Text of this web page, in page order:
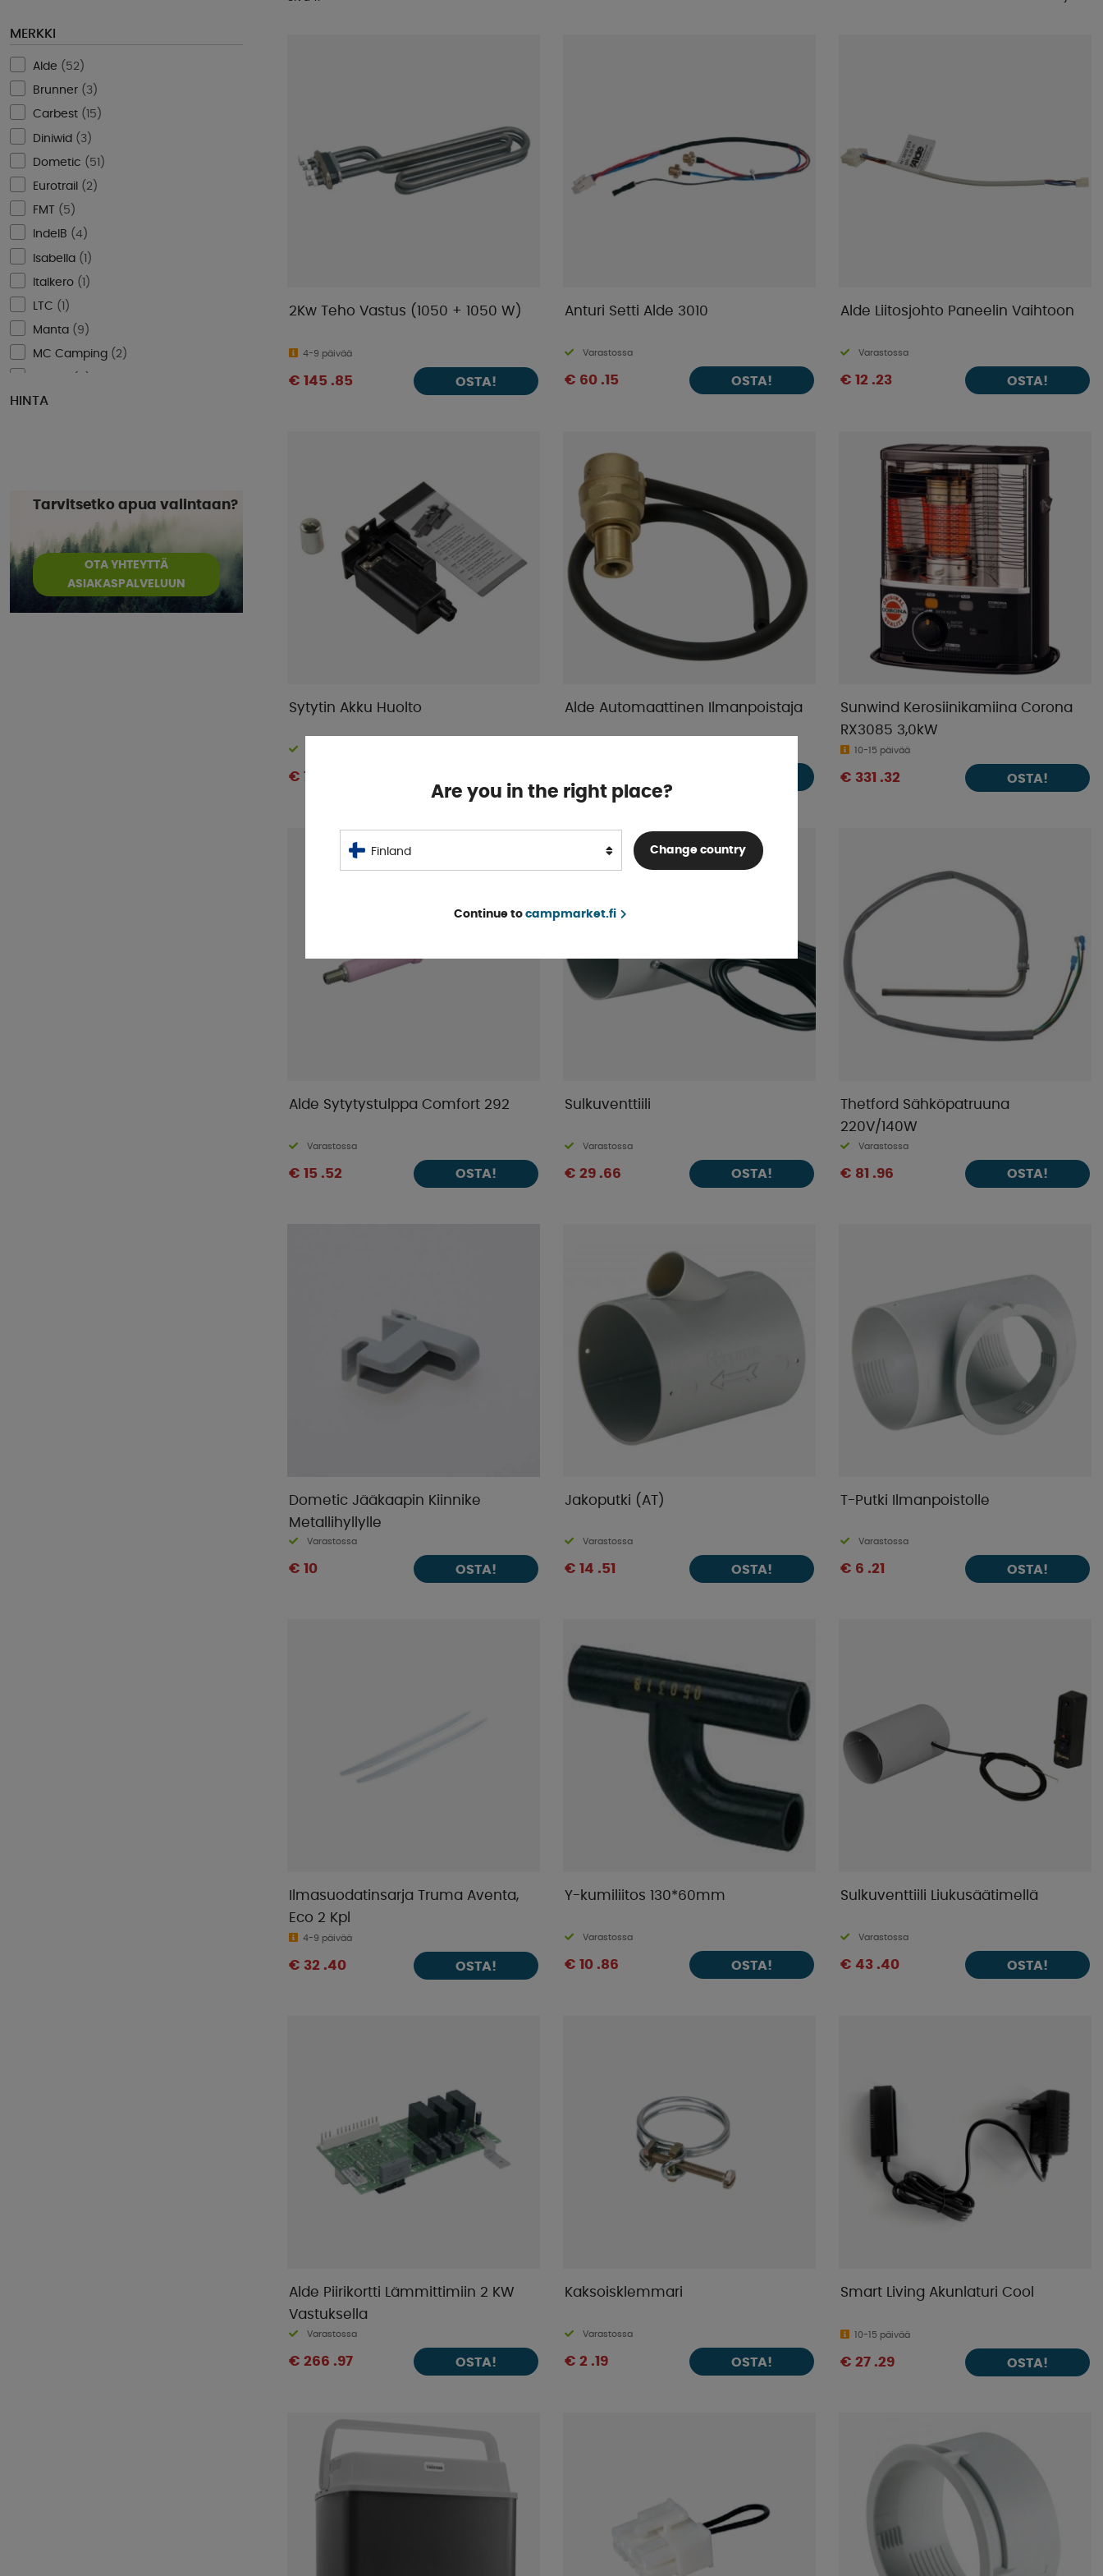
MERKKI
Alde ( 52)
Brunner ( 3)
Carbest ( 15 )
Diniwid ( 3 )
Dometic ( 51 )
Eurotrail ( 2)
FMT ( 5 )
IndelB (4)
Isabella (1 )
Italkero (1 )
LTC ( )
Manta ( 9 )
MC Camping ( 2)
Midland
ProPlus(
(
Smart Living(9)
(32)
Thetford(17)
HINTA
Tarvitsetko apua valintaan?
OTA YHTEYTTÄ
ASIAKASPALVELUUN
2Kw Teho Vastus (1050 + 1050 W)
4-9 päivää
€ 145 .85 OSTA!
Anturi Setti Alde 3010
Varastossa
€ 60 .15 OSTA!
Alde Liitosjohto Paneelin Vaihtoon
Varastossa
€ 12 .23 OSTA!
Sytytin Akku Huolto
€ 72
Alde Automaattinen Ilmanpoistaja
Sunwind Kerosiinikamiina Corona
RX3085 3,0kW
10-15 päivää
€ 331 .32 OSTA!
Alde Sytytystulppa Comfort 292
Varastossa
€ 15 .52 OSTA!
Sulkuventtiili
Varastossa
€ 29 .66 OSTA!
Thetford Sähköpatruuna
220V/140W
Varastossa
€ 81 .96 OSTA!
Dometic Jääkaapin Kiinnike
Metallihyllylle
Varastossa
€ 10 OSTA!
Jakoputki (AT)
Varastossa
€ 14 .51 OSTA!
T-Putki Ilmanpoistolle
Varastossa
€ 6 .21 OSTA!
Ilmasuodatinsarja Truma Aventa,
Eco 2 Kpl
4-9 päivää
€ 32 .40 OSTA!
Y-kumiliitos 130*60mm
Varastossa
€ 10 .86 OSTA!
Sulkuventtiili Liukusäätimellä
Varastossa
€ 43 .40 OSTA!
Alde Piirikortti Lämmittimiin 2 KW
Vastuksella
Varastossa
€ 266 .97 OSTA!
Kaksoisklemmari
Varastossa
€ 2 .19 OSTA!
Smart Living Akunlaturi Cool
10-15 päivää
€ 27 .29 OSTA!
Are you in the right place?
Finland Change country
Continue to campmarket.fi